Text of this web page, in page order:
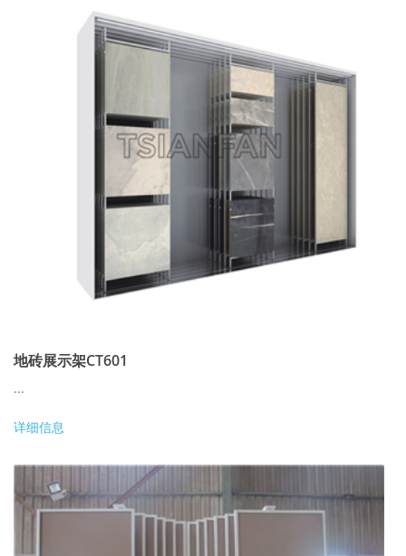
地砖展示架CT601
...
详细信息